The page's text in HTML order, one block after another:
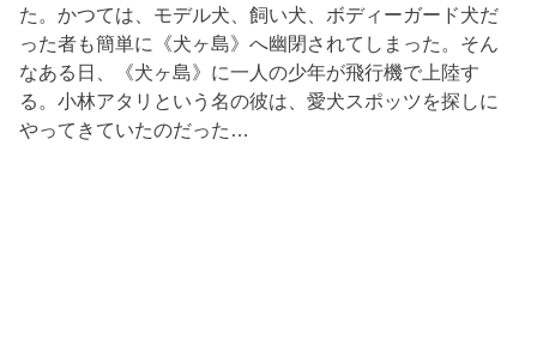
た。かつては、モデル犬、飼い犬、ボディーガード犬だ
った者も簡単に《犬ヶ島》へ幽閉されてしまった。そん
なある日、《犬ヶ島》に一人の少年が飛行機で上陸す
る。小林アタリという名の彼は、愛犬スポッツを探しに
やってきていたのだった…